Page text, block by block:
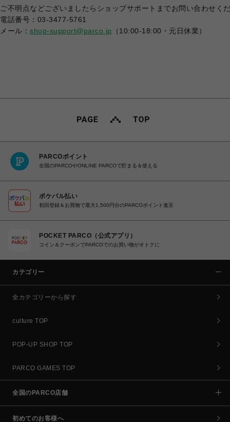
ご不明点などございましたらショップサポートまでお問い合わせく
電話番号：03-3477-5761
メール： shop-support@parco.jp （10:00-18:00・元日休業）
PARCOポイント
全国のPARCOやONLINE PARCOで貯まる＆使える
ポケパル払い
初回登録＆お買物で最大1,500円分のPARCOポイント進呈
POCKET PARCO（公式アプリ）
コイン＆クーポンでPARCOでのお買い物がオトクに
カテゴリー
全カテゴリーから探す
culture TOP
POP-UP SHOP TOP
PARCO GAMES TOP
全国のPARCO店舗
初めてのお客様へ